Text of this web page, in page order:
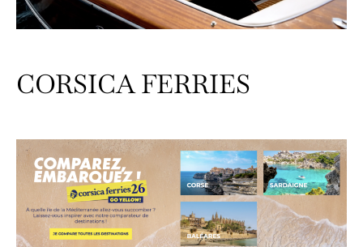
CORSICA FERRIES